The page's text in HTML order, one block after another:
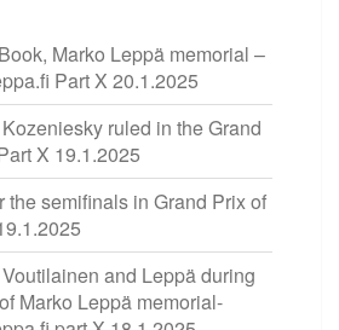
Marko Leppä memorial –
Part X 20.1.2025
ruled in the Grand
X 19.1.2025
the semifinals in Grand Prix of
and Leppä during
Marko Leppä memorial-